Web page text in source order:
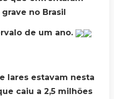
no Brasil
de um ano.
lares estavam nesta
caiu a 2,5 milhões